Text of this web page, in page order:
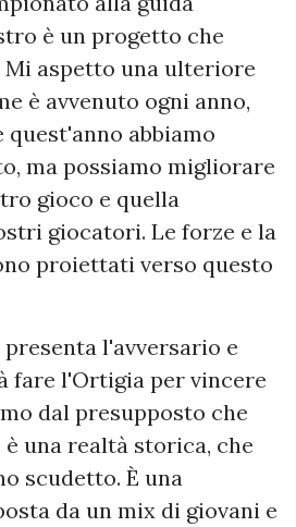
è un progetto che
aspetto una ulteriore
è avvenuto ogni anno,
abbiamo
ma possiamo migliorare
gioco e quella
giocatori. Le forze e la
proiettati verso questo
l'avversario e
fare l'Ortigia per vincere
dal presupposto che
una realtà storica, che
scudetto. È una
da un mix di giovani e